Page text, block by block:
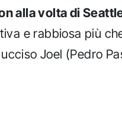
alla volta di
e rabbiosa più
Joel (Pedro